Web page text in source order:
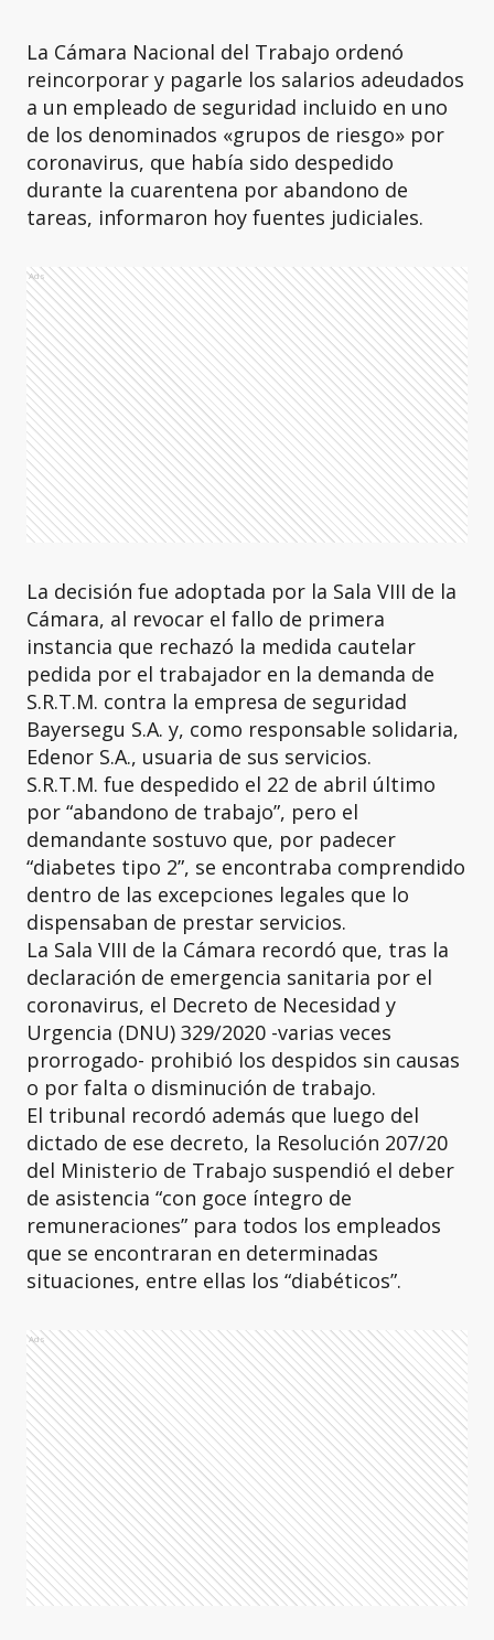
La Cámara Nacional del Trabajo ordenó
reincorporar y pagarle los salarios adeudados
a un empleado de seguridad incluido en uno
de los denominados «grupos de riesgo» por
coronavirus, que había sido despedido
durante la cuarentena por abandono de
tareas, informaron hoy fuentes judiciales.
Ads
La decisión fue adoptada por la Sala VIII de la
Cámara, al revocar el fallo de primera
instancia que rechazó la medida cautelar
pedida por el trabajador en la demanda de
S.R.T.M. contra la empresa de seguridad
Bayersegu S.A. y, como responsable solidaria,
Edenor S.A., usuaria de sus servicios.
S.R.T.M. fue despedido el 22 de abril último
por “abandono de trabajo”, pero el
demandante sostuvo que, por padecer
“diabetes tipo 2”, se encontraba comprendido
dentro de las excepciones legales que lo
dispensaban de prestar servicios.
La Sala VIII de la Cámara recordó que, tras la
declaración de emergencia sanitaria por el
coronavirus, el Decreto de Necesidad y
Urgencia (DNU) 329/2020 -varias veces
prorrogado- prohibió los despidos sin causas
o por falta o disminución de trabajo.
El tribunal recordó además que luego del
dictado de ese decreto, la Resolución 207/20
del Ministerio de Trabajo suspendió el deber
de asistencia “con goce íntegro de
remuneraciones” para todos los empleados
que se encontraran en determinadas
situaciones, entre ellas los “diabéticos”.
Ads